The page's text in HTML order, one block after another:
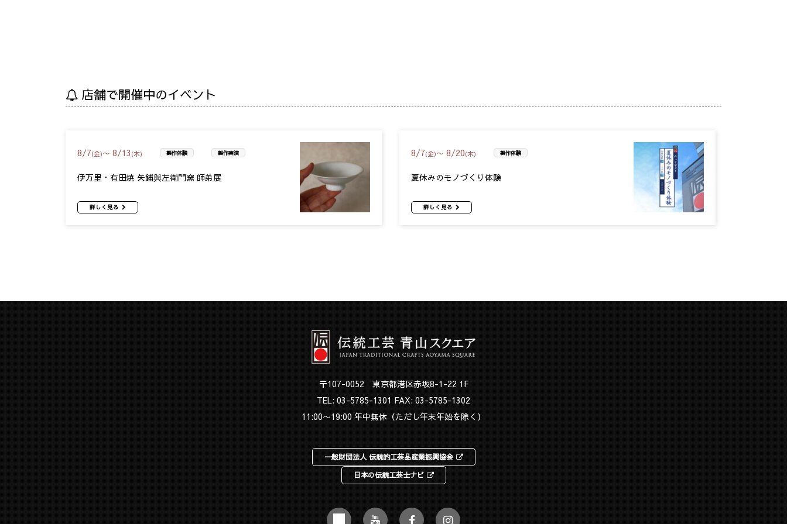
店舗で開催中のイベント
8/7(金)〜 8/13 (木) 製作体験 製作実演
伊万里・有田焼 矢鋪與左衛門窯 師弟展
詳しく見る
8/7(金)〜 8/20(木) 製作体験
夏休みのモノづくり体験
詳しく見る
〒107-0052 東京都港区赤坂8-1-22 1F
TEL: 03-5785-1301 FAX: 03-5785-1302
11:00〜19:00 年中無休（ただし年末年始を除く）
一般財団法人 伝統的工芸品産業振興協会
日本の伝統工芸士ナビ